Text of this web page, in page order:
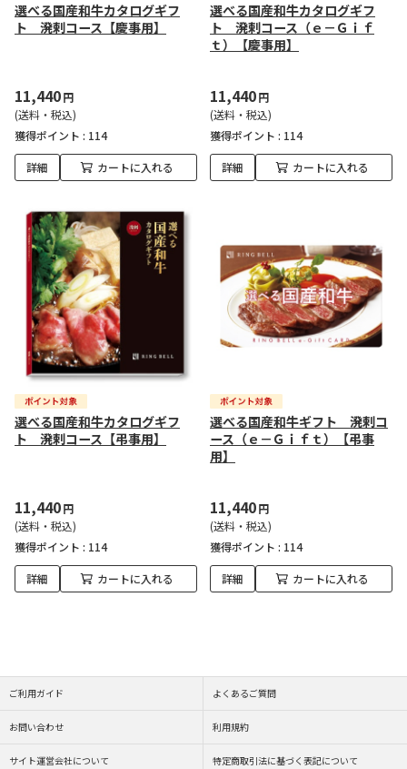
選べる国産和牛カタログギフ
ト 溌剌コース【慶事用】
11,440円
(送料・税込)
獲得ポイント : 114
詳細 カートに入れる
選べる国産和牛カタログギフ
ト 溌剌コース（ｅ－Ｇｉｆ
ｔ）【慶事用】
11,440円
(送料・税込)
獲得ポイント : 114
詳細 カートに入れる
選べる国産和牛カタログギフ
ト 溌剌コース【弔事用】
11,440円
(送料・税込)
獲得ポイント : 114
詳細 カートに入れる
選べる国産和牛ギフト 溌剌コ
ース（ｅ－Ｇｉｆｔ）【弔事
用】
11,440円
(送料・税込)
獲得ポイント : 114
詳細 カートに入れる
ご利用ガイド よくあるご質問
お問い合わせ 利用規約
サイト運営会社について 特定商取引法に基づく表記について